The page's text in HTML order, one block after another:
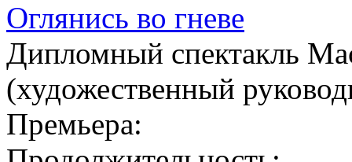
Оглянись во гневе
Дипломный спектакль
(художественный
Премьера: